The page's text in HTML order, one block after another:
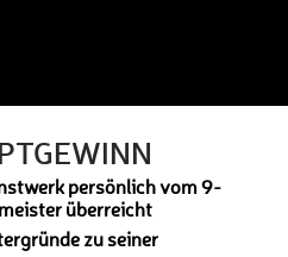
persönlich vom 9-
überreicht
zu seiner